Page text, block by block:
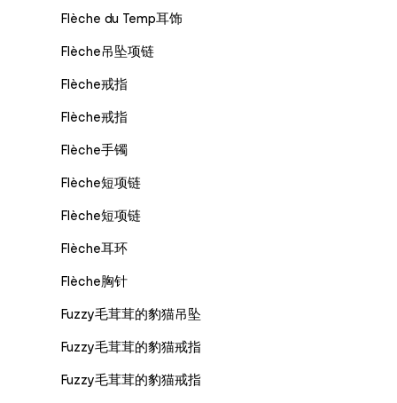
Flèche du Temp耳饰
Flèche吊坠项链
Flèche戒指
Flèche戒指
Flèche手镯
Flèche短项链
Flèche短项链
Flèche耳环
Flèche胸针
Fuzzy毛茸茸的豹猫吊坠
Fuzzy毛茸茸的豹猫戒指
Fuzzy毛茸茸的豹猫戒指